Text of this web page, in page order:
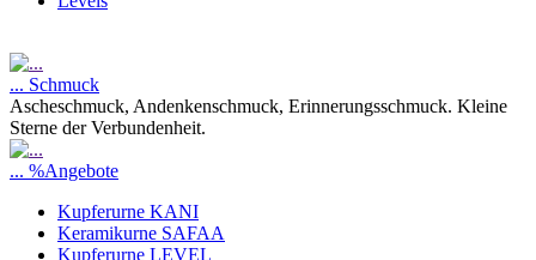
... Schmuck
Ascheschmuck, Andenkenschmuck, Erinnerungsschmuck. Kleine
Sterne der Verbundenheit.
... %Angebote
Kupferurne KANI
Keramikurne SAFAA
Kupferurne LEVEL